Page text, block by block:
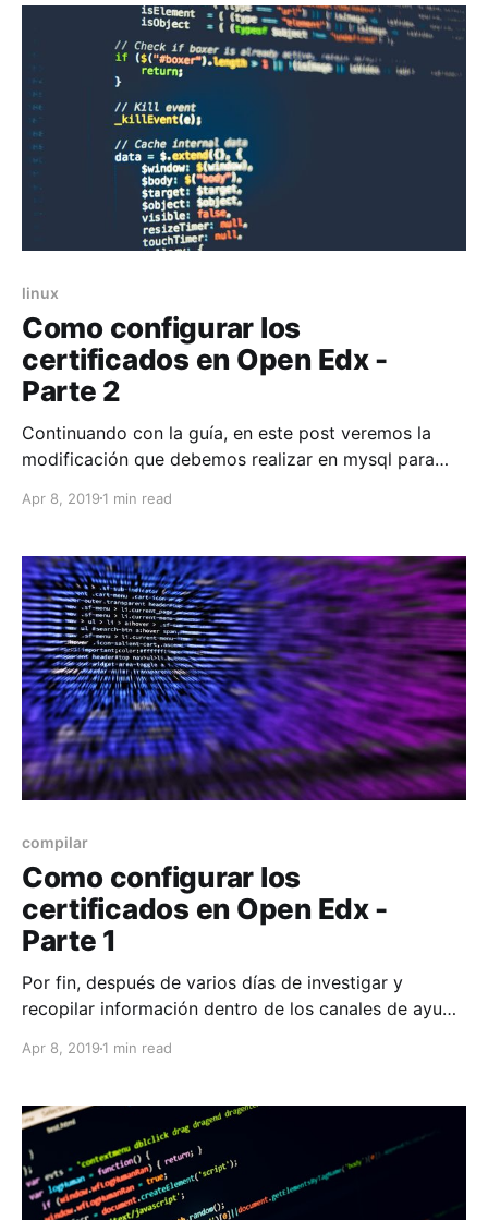
linux
Como configurar los
certificados en Open Edx -
Parte 2
Continuando con la guía, en este post veremos la
modificación que debemos realizar en mysql para
certificados. Para esto debemos de agregar la tabla
ejecutamos el siguiente comando mysql_tzinfo_to_
Apr 8, 2019 1 min read
compilar
Como configurar los
certificados en Open Edx -
Parte 1
Por fin, después de varios días de investigar y
recopilar información dentro de los canales de ayuda
forma de realizar la configuración de los certificados
nuestra plataforma debemos de hacer la siguiente
actividad.
Apr 8, 2019 1 min read